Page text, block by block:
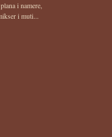
i namere,
i muti...